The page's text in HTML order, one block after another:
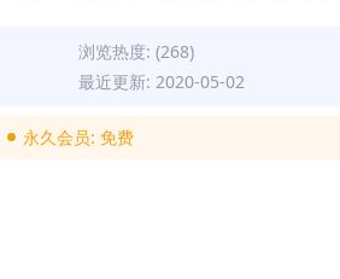
浏览热度: (268)
最近更新: 2020-05-02
永久会员:免费